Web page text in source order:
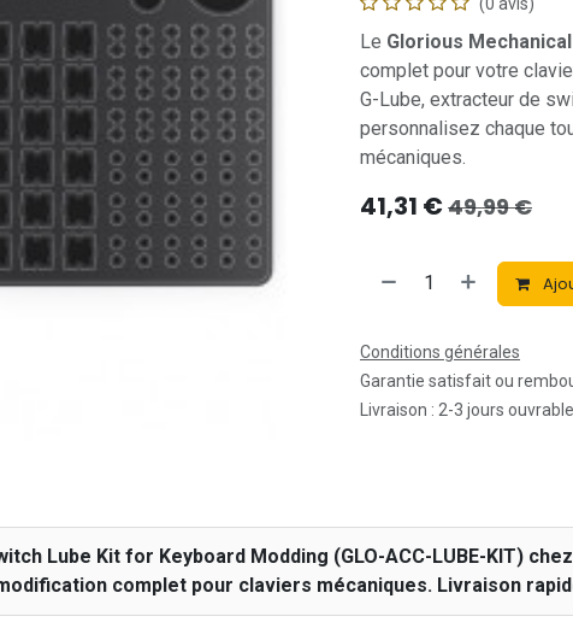
Le Glorious
complet pour votre
G-Lube, extracteur de
personnalisez chaque
mécaniques.
41,31 € 49,99€
Conditions générales
Garantie satisfait ou
Livraison : 2-3 jours
Lube Kit for Keyboard Modding (GLO-ACC-LUBE-KIT)
complet pour claviers mécaniques. Livraison